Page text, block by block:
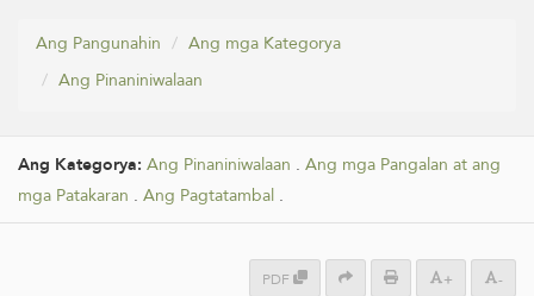
Ang Pangunahin
Ang mga Kategorya
Ang Pinaniniwalaan
Ang Kategorya: Ang Pinaniniwalaan . Ang mga Pangalan at ang
mga Patakaran . Ang Pagtatambal .
PDF + -